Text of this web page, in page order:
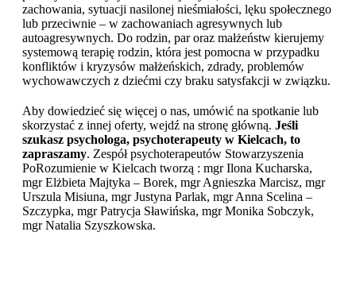
zachowania, sytuacji nasilonej nieśmiałości, lęku społecznego
lub przeciwnie – w zachowaniach agresywnych lub
autoagresywnych. Do rodzin, par oraz małżeństw kierujemy
systemową terapię rodzin, która jest pomocna w przypadku
konfliktów i kryzysów małżeńskich, zdrady, problemów
wychowawczych z dziećmi czy braku satysfakcji w związku.
Aby dowiedzieć się więcej o nas, umówić na spotkanie lub
skorzystać z innej oferty, wejdź na stronę główną. Jeśli
szukasz psychologa, psychoterapeuty w Kielcach, to
zapraszamy. Zespół psychoterapeutów Stowarzyszenia
PoRozumienie w Kielcach tworzą : mgr Ilona Kucharska,
mgr Elżbieta Majtyka – Borek, mgr Agnieszka Marcisz, mgr
Urszula Misiuna, mgr Justyna Parlak, mgr Anna Scelina –
Szczypka, mgr Patrycja Sławińska, mgr Monika Sobczyk,
mgr Natalia Szyszkowska.